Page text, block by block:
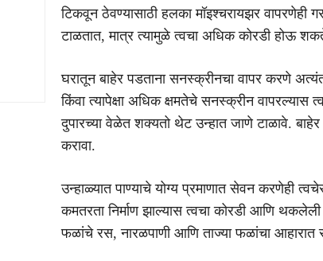
टिकवून ठेवण्यासाठी हलका मॉइश्चरायझर
टाळतात, मात्र त्यामुळे त्वचा अधिक कोरडी होऊ
घरातून बाहेर पडताना सनस्क्रीनचा वापर करणे
किंवा त्यापेक्षा अधिक क्षमतेचे सनस्क्रीन वापरल्यास
दुपारच्या वेळेत शक्यतो थेट उन्हात जाणे टाळावे. बाहेर
करावा.
उन्हाळ्यात पाण्याचे योग्य प्रमाणात सेवन करणेही
कमतरता निर्माण झाल्यास त्वचा कोरडी आणि
फळांचे रस, नारळपाणी आणि ताज्या फळांचा